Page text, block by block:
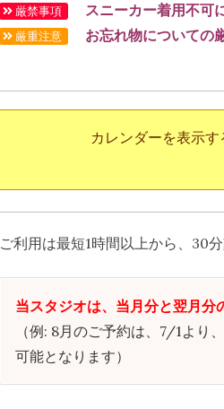
厳禁事項 スニーカー着用不可
厳重注意 お忘れ物についての
カレンダーを表示す
ご利用は最短1時間以上から、30
当スタジオは、当月分と翌月分
（例: 8月のご予約は、7/1より
可能となります）